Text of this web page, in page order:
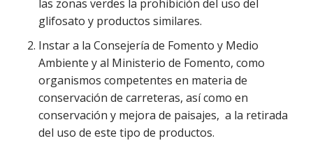
las zonas verdes la prohibición del uso del
glifosato y productos similares.
Instar a la Consejería de Fomento y Medio
Ambiente y al Ministerio de Fomento, como
organismos competentes en materia de
conservación de carreteras, así como en
conservación y mejora de paisajes, a la retirada
del uso de este tipo de productos.